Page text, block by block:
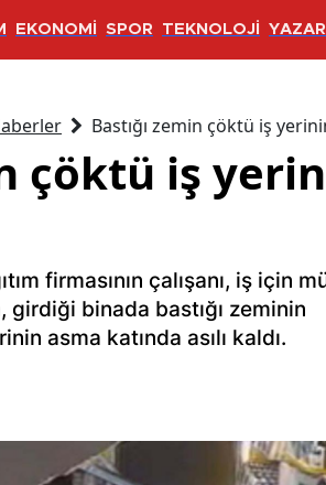
EKONOMİ SPOR TEKNOLOJİ
Bastığı zemin çöktü iş
çöktü iş
firmasının çalışanı, iş için
binada bastığı zeminin
asma katında asılı kaldı.